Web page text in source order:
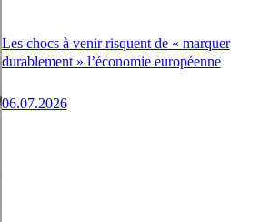
Les chocs à venir risquent de « marquer
durablement » l’économie européenne
06.07.2026